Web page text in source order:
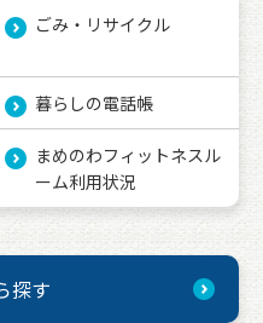
ごみ・リサイクル
暮らしの電話帳
まめのわフィットネスル
ーム利用状況
探す